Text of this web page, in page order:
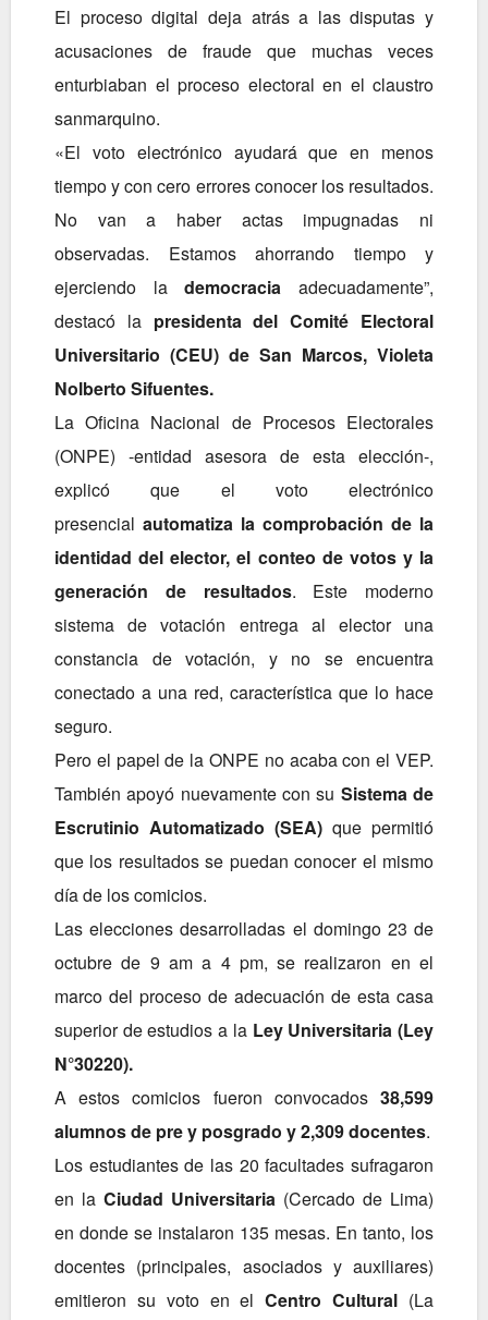
El proceso digital deja atrás a las disputas y
acusaciones de fraude que muchas veces
enturbiaban el proceso electoral en el claustro
sanmarquino.
«El voto electrónico ayudará que en menos
tiempo y con cero errores conocer los resultados.
No van a haber actas impugnadas ni
observadas. Estamos ahorrando tiempo y
ejerciendo lademocracia adecuadamente”,
destacó la presidenta del Comité Electoral
Universitario (CEU) de San Marcos, Violeta
Nolberto Sifuentes.
LaOficina Nacional de Procesos Electorales
(ONPE) -entidad asesora de esta elección-,
explicó que el voto electrónico
presencial automatiza la comprobación de la
identidad del elector, el conteo de votos y la
generación de resultados. Este moderno
sistema de votación entrega al elector una
constancia de votación, y no se encuentra
conectado a una red, característica que lo hace
seguro.
Pero el papel de la ONPE no acaba con el VEP.
También apoyó nuevamente con su Sistema de
Escrutinio Automatizado (SEA) que permitió
que los resultados se puedan conocer el mismo
día de los comicios.
Las elecciones desarrolladas el domingo 23 de
octubre de 9 am a 4 pm, se realizaron en el
marco del proceso de adecuación de esta casa
superior de estudios a la Ley Universitaria (Ley
N°30220).
A estos comicios fueron convocados 38,599
alumnos de pre y posgrado y 2,309 docentes.
Los estudiantes de las 20 facultades sufragaron
en la Ciudad Universitaria (Cercado de Lima)
en donde se instalaron 135 mesas. En tanto, los
docentes (principales, asociados y auxiliares)
emitieron su voto en elCentro Cultural (La